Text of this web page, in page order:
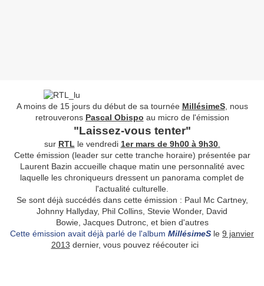
A moins de 15 jours du début de sa tournée MillésimeS, nous
retrouverons Pascal Obispo au micro de l'émission
"Laissez-vous tenter"
sur RTL le vendredi 1er mars de 9h00 à 9h30.
Cette émission (leader sur cette tranche horaire) présentée par
Laurent Bazin accueille chaque matin une personnalité avec
laquelle les chroniqueurs dressent un panorama complet de
l'actualité culturelle.
Se sont déjà succédés dans cette émission : Paul Mc Cartney,
Johnny Hallyday, Phil Collins, Stevie Wonder, David
Bowie, Jacques Dutronc, et bien d'autres
Cette émission avait déjà parlé de l'album MillésimeS le 9 janvier
2013 dernier, vous pouvez réécouter ici